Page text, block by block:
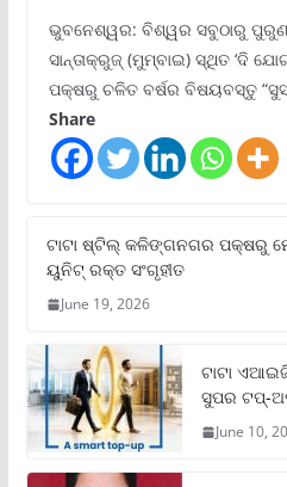
ଭୁବନେଶ୍ୱର: ବିଶ୍ୱର ସବୁଠାରୁ
ସାନ୍ତାକ୍ରୁଜ୍ (ମୁମ୍ବାଇ) ସ୍ଥିତ ‘ଦି
ପକ୍ଷରୁ ଚଳିତ ବର୍ଷର ବିଷୟବସ୍ତୁ
Share
ଟାଟା ଷ୍ଟିଲ୍‌ କଳିଙ୍ଗନଗର ପକ୍ଷରୁ
ୟୁନିଟ୍‌ ରକ୍ତ ସଂଗୃହୀତ
June 19, 2026
ଟାଟା
ସୁପର ଟପ୍‌-
June 10,